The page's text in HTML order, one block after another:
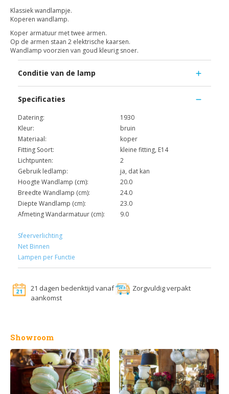
Klassiek wandlampje.
Koperen wandlamp.
Koper armatuur met twee armen.
Op de armen staan 2 elektrische kaarsen.
Wandlamp voorzien van goud kleurig snoer.
Conditie van de lamp
Specificaties
Datering:
1930
Kleur:
bruin
Materiaal:
koper
Fitting Soort:
kleine fitting, E14
Lichtpunten:
2
Gebruik ledlamp:
ja, dat kan
Hoogte Wandlamp (cm):
20.0
Breedte Wandlamp (cm):
24.0
Diepte Wandlamp (cm):
23.0
Afmeting Wandarmatuur (cm):
9.0
Sfeerverlichting
Net Binnen
Lampen per Functie
21 dagen bedenktijd vanaf
aankomst
Zorgvuldig verpakt
Showroom